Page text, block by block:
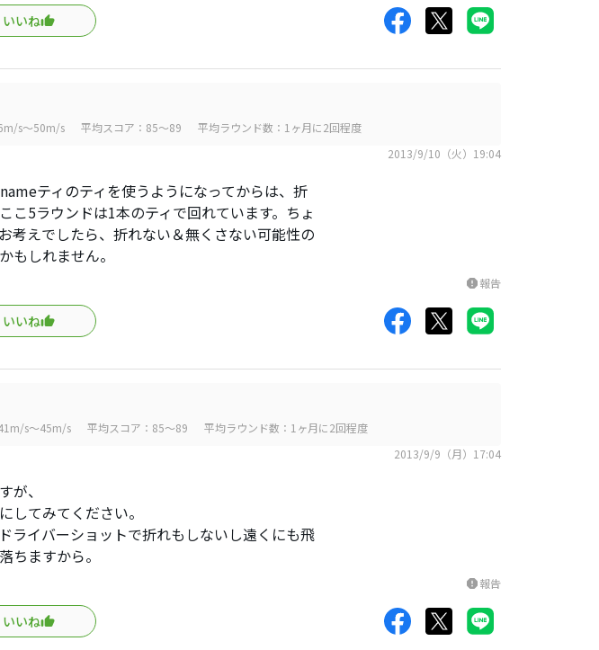
いいね
s～50m/s 平均スコア：85～89
平均ラウンド数：1ヶ月に2回程度
2013/9/10（火）19:04
ティのティを使うようになってからは、折
こ5ラウンドは1本のティで回れています。ちょ
考えでしたら、折れない＆無くさない可能性の
もしれません。
report報告
いいね
s～45m/s 平均スコア：85～89
平均ラウンド数：1ヶ月に2回程度
2013/9/9（月）17:04
が、
してみてください。
ライバーショットで折れもしないし遠くにも飛
ちますから。
report報告
いいね